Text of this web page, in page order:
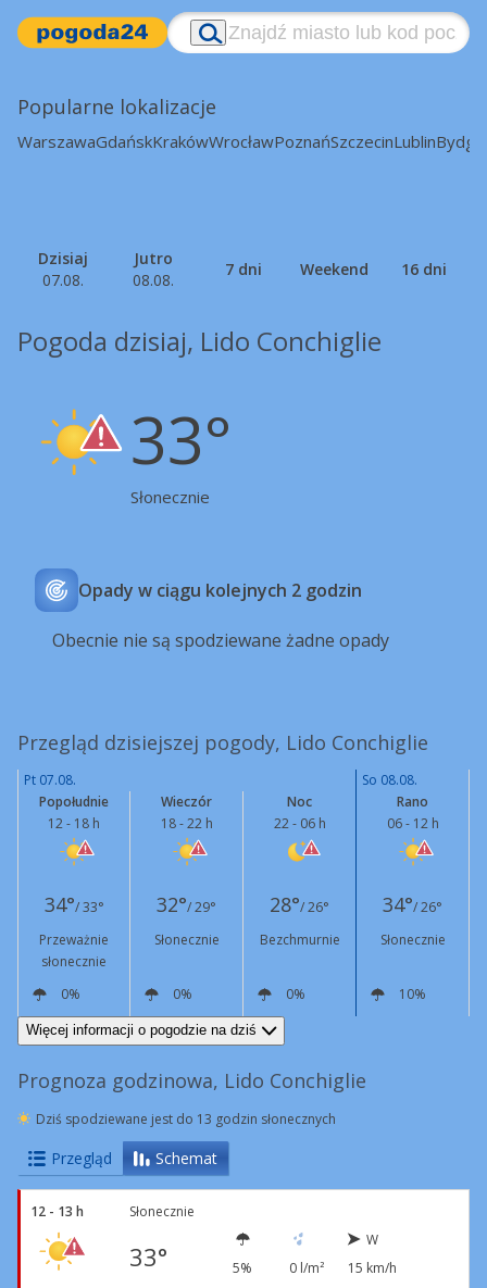
Popularne lokalizacje
WarszawaGdańskKrakówWrocławPoznańSzczecinLublin
Dzisiaj
07.08.
Jutro
08.08.
7 dni Weekend 16 dni
Pogoda dzisiaj, Lido Conchiglie
33°
Słonecznie
Opady w ciągu kolejnych 2 godzin
Obecnie nie są spodziewane żadne opady
Przegląd dzisiejszej pogody, Lido Conchiglie
Pt 07.08.
So 08.08.
Popołudnie
12 - 18 h
Wieczór
18 - 22 h
Noc
22 - 06 h
Rano
06 - 12 h
34°/ 33° 32°/ 29° 28°/ 26° 34°/ 26°
Przeważnie
słonecznie
Słonecznie Bezchmurnie Słonecznie
0% 0% 0%
10%
W
13 km/h NW
9 km/h
Więcej informacji o pogodzie na dziś
Prognoza godzinowa, Lido Conchiglie
Dziś spodziewane jest do 13 godzin słonecznych
Przegląd Schemat
12 - 13 h Słonecznie
33° 5% 0 l/m²
W
15 km/h